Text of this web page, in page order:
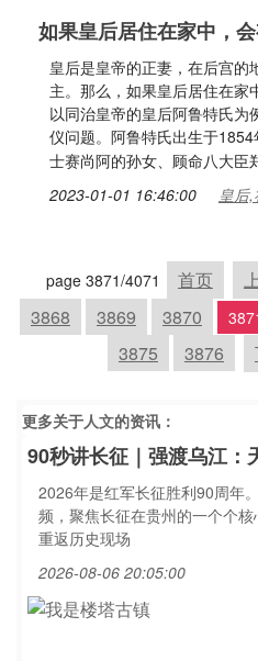
如果皇后居住在家中，
皇后是皇帝的正妻，在后宫的
主。那么，如果皇后居住在家
以同治皇帝的皇后阿鲁特氏
仪问题。阿鲁特氏出生于
士赛尚阿的孙女、顾命八大臣
2023-01-01 16:46:00 皇后
page 3871/4071 首页
3868
3869 3870
3875
3876
更多关于人文的资讯：
90秒讲长征｜强渡乌江：
2026年是红军长征胜利90周年
频，聚焦长征在贵州的一个个
重返历史现场
2026-08-06 20:05:00